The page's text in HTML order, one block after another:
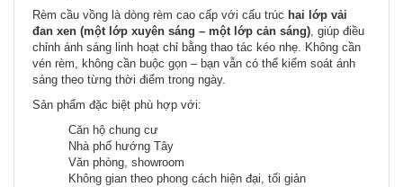
Rèm cầu vồng là dòng rèm cao cấp với cấu trúc hai lớp vải
đan xen (một lớp xuyên sáng – một lớp cản sáng), giúp điều
chỉnh ánh sáng linh hoạt chỉ bằng thao tác kéo nhẹ. Không cần
vén rèm, không cần buộc gọn – bạn vẫn có thể kiểm soát ánh
sáng theo từng thời điểm trong ngày.
Sản phẩm đặc biệt phù hợp với:
Căn hộ chung cư
Nhà phố hướng Tây
Văn phòng, showroom
Không gian theo phong cách hiện đại, tối giản